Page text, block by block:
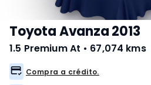
Toyota Avanza 2013
1.5 Premium At • 67,074 kms
Compra a crédito.